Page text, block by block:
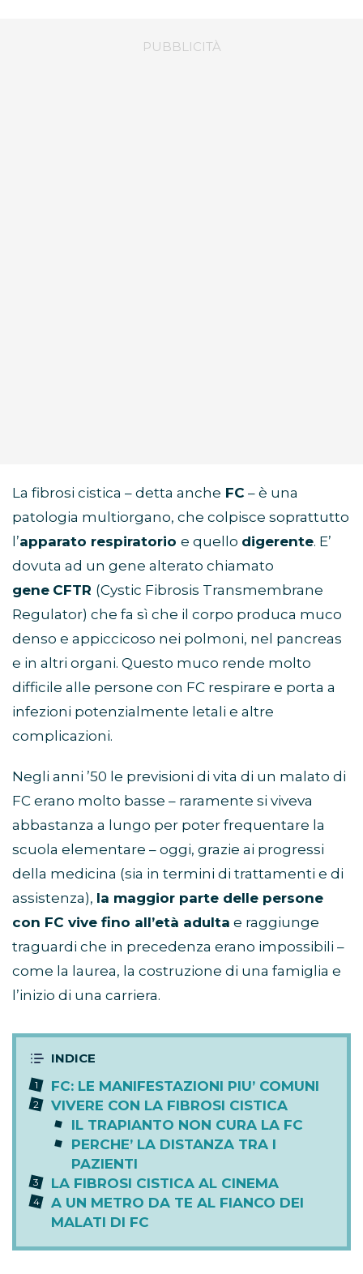
La fibrosi cistica – detta anche FC – è una
patologia multiorgano, che colpisce soprattutto
l’apparato respiratorio e quello digerente. E’
dovuta ad un gene alterato chiamato
gene CFTR (Cystic Fibrosis Transmembrane
Regulator) che fa sì che il corpo produca muco
denso e appiccicoso nei polmoni, nel pancreas
e in altri organi. Questo muco rende molto
difficile alle persone con FC respirare e porta a
infezioni potenzialmente letali e altre
complicazioni.
Negli anni ’50 le previsioni di vita di un malato di
FC erano molto basse – raramente si viveva
abbastanza a lungo per poter frequentare la
scuola elementare – oggi, grazie ai progressi
della medicina (sia in termini di trattamenti e di
assistenza), la maggior parte delle persone
con FC vive fino all’età adulta e raggiunge
traguardi che in precedenza erano impossibili –
come la laurea, la costruzione di una famiglia e
l’inizio di una carriera.
FC: LE MANIFESTAZIONI PIU’ COMUNI
VIVERE CON LA FIBROSI CISTICA
IL TRAPIANTO NON CURA LA FC
PERCHE’ LA DISTANZA TRA I
PAZIENTI
LA FIBROSI CISTICA AL CINEMA
A UN METRO DA TE AL FIANCO DEI
MALATI DI FC